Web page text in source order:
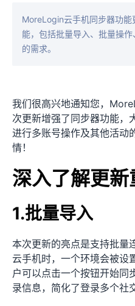
MoreLogin云手机同步器功
能，包括批量导入、批量操
的需求。
我们很高兴地通知您，
次更新增强了同步器功能，
进行多账号操作及其他活动
情！
深入了解更新
1.批量导入
本次更新的亮点是支持批量
云手机时，一个环境会被设
户可以点击一个按钮开始同
录信息，简化了登录多个社